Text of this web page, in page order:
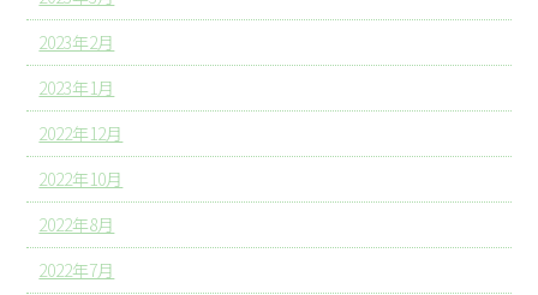
2023年2月
2023年1月
2022年12月
2022年10月
2022年8月
2022年7月